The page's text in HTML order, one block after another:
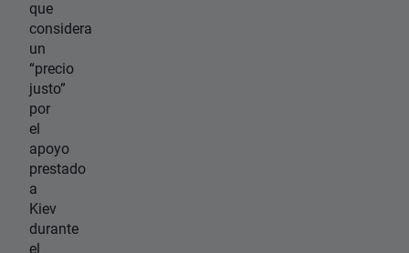
que
considera
un
“precio
justo”
por
el
apoyo
prestado
a
Kiev
durante
el